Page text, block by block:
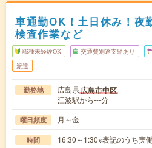
車通勤OK！土日休み！夜
検査作業など
職種未経験OK 交通費別途支給あり
派遣
勤務地 広島県広島市中区
江波駅から---分
曜日頻度 月～金
時間 16:30～1:30※表記のうち実